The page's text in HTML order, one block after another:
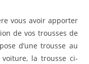
vous avoir apporter
de vos trousses de
d’une trousse au
la trousse ci-